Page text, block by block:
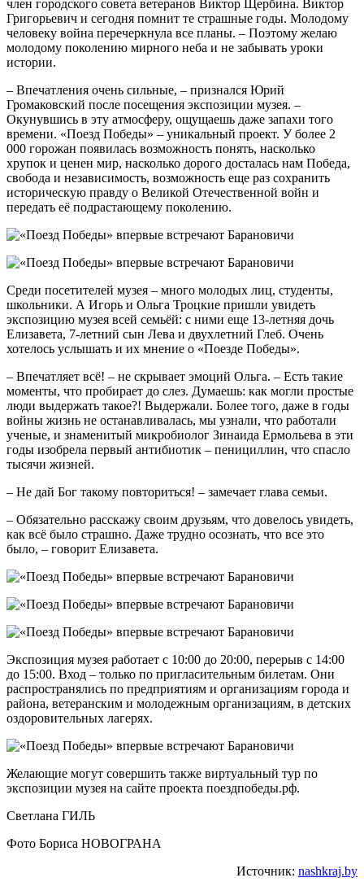
член городского совета ветеранов Виктор Щербина. Виктор
Григорьевич и сегодня помнит те страшные годы. Молодому
человеку война перечеркнула все планы. – Поэтому желаю
молодому поколению мирного неба и не забывать уроки
истории.
– Впечатления очень сильные, – признался Юрий
Громаковский после посещения экспозиции музея. –
Окунувшись в эту атмосферу, ощущаешь даже запахи того
времени. «Поезд Победы» – уникальный проект. У более 2
000 горожан появилась возможность понять, насколько
хрупок и ценен мир, насколько дорого досталась нам Победа,
свобода и независимость, возможность еще раз сохранить
историческую правду о Великой Отечественной войн и
передать её подрастающему поколению.
Среди посетителей музея – много молодых лиц, студенты,
школьники. А Игорь и Ольга Троцкие пришли увидеть
экспозицию музея всей семьёй: с ними еще 13-летняя дочь
Елизавета, 7-летний сын Лева и двухлетний Глеб. Очень
хотелось услышать и их мнение о «Поезде Победы».
– Впечатляет всё! – не скрывает эмоций Ольга. – Есть такие
моменты, что пробирает до слез. Думаешь: как могли простые
люди выдержать такое?! Выдержали. Более того, даже в годы
войны жизнь не останавливалась, мы узнали, что работали
ученые, и знаменитый микробиолог Зинаида Ермольева в эти
годы изобрела первый антибиотик – пенициллин, что спасло
тысячи жизней.
– Не дай Бог такому повториться! – замечает глава семьи.
– Обязательно расскажу своим друзьям, что довелось увидеть,
как всё было страшно. Даже трудно осознать, что все это
было, – говорит Елизавета.
Экспозиция музея работает с 10:00 до 20:00, перерыв с 14:00
до 15:00. Вход – только по пригласительным билетам. Они
распространялись по предприятиям и организациям города и
района, ветеранским и молодежным организациям, в детских
оздоровительных лагерях.
Желающие могут совершить также виртуальный тур по
экспозиции музея на сайте проекта поездпобеды.рф.
Светлана ГИЛЬ
Фото Бориса НОВОГРАНА
Источник: nashkraj.by